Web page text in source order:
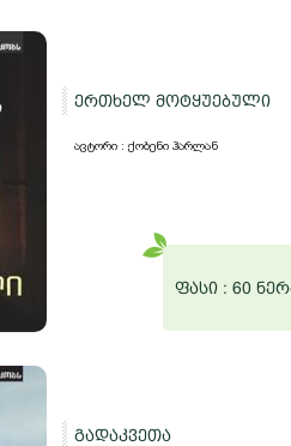
ერთხელ მოტყუებული
ავტორი : ქობენი ჰარლან
ფასი : 60
გადაკვეთა